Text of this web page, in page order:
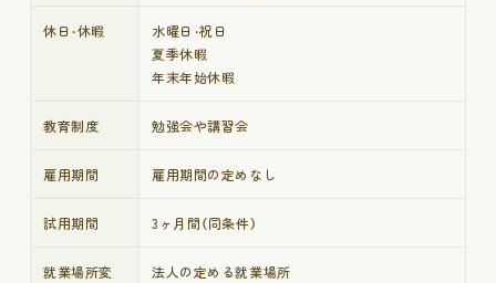
休日・休暇
水曜日・祝日
夏季休暇
年末年始休暇
教育制度 勉強会や講習会
雇用期間 雇用期間の定めなし
試用期間 3ヶ月間（同条件）
就業場所変
法人の定める就業場所